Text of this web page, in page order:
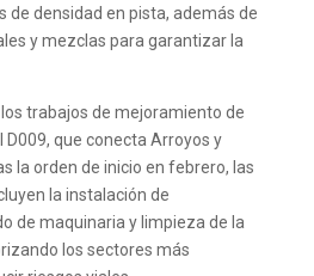
de densidad en pista, además de
y mezclas para garantizar la
los trabajos de mejoramiento de
D009, que conecta Arroyos y
la orden de inicio en febrero, las
la instalación de
de maquinaria y limpieza de la
los sectores más